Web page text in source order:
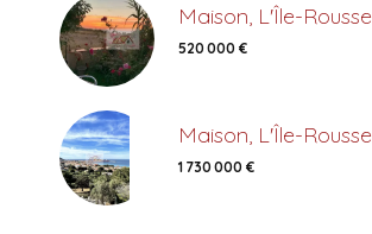
Maison, L'Île-Rousse
520 000 €
Maison, L'Île-Rousse
1 730 000 €